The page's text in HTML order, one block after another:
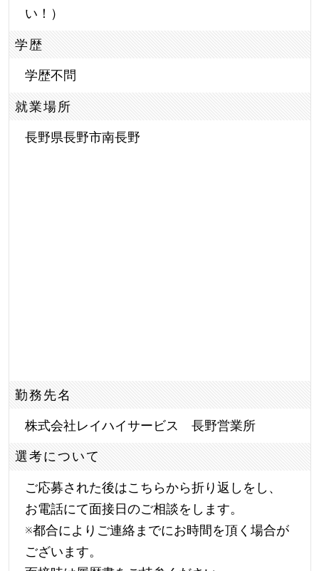
い！）
学歴
学歴不問
就業場所
長野県長野市南長野
勤務先名
株式会社レイハイサービス 長野営業所
選考について
ご応募された後はこちらから折り返しをし、
お電話にて面接日のご相談をします。
※都合によりご連絡までにお時間を頂く場合が
ございます。